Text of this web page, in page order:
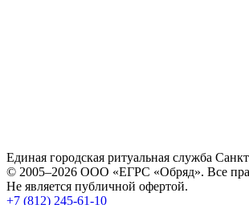
Единая городская ритуальная служба
© 2005–2026 ООО «ЕГРС «Обряд». Все
Не является публичной офертой.
+7 (812) 245-61-10